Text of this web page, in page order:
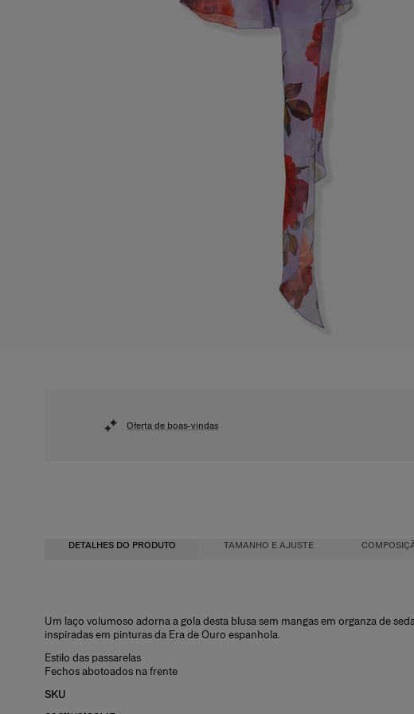
Oferta de boas-vindas
DETALHES DO PRODUTO TAMANHO E AJUSTE
Um laço volumoso adorna a gola desta blusa sem mangas em organza de
inspiradas em pinturas da Era de Ouro espanhola.
Estilo das passarelas
Fechos abotoados na frente
SKU
Corte solto
Crepe-organza com rosas leve
A modelo mede 175 cm/5’7” e veste tamanho US 2
30,5 pol.
100% seda
Instruções de lavagem
Lave somente a seco
Produzido nos